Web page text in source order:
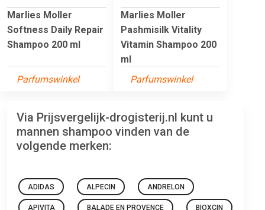
Marlies Moller
Softness Daily Repair
Shampoo 200 ml
Parfumswinkel
Marlies Moller
Pashmisilk Vitality
Vitamin Shampoo 200
ml
Parfumswinkel
Via Prijsvergelijk-drogisterij.nl kunt u
mannen shampoo vinden van de
volgende merken:
ADIDAS ALPECIN ANDRELON
APIVITA BALADE EN PROVENCE BIOXCIN